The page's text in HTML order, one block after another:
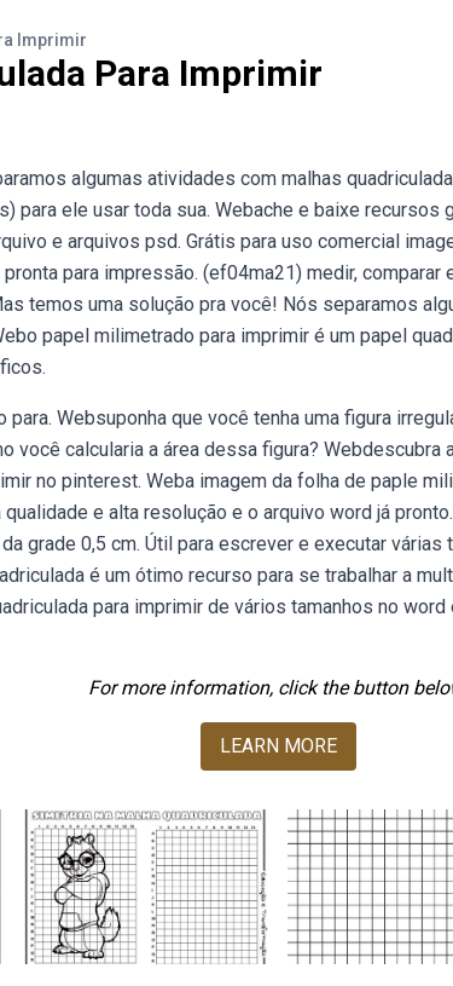
Imprimir
Para Imprimir
algumas atividades com malhas
para ele usar toda sua. Webache e baixe recursos
e arquivos psd. Grátis para uso comercial
para impressão. (ef04ma21) medir, comparar
temos uma solução pra você! Nós separamos
papel milimetrado para imprimir é um papel
Websuponha que você tenha uma figura
você calcularia a área dessa figura?
no pinterest. Weba imagem da folha de paple
e alta resolução e o arquivo word já
grade 0,5 cm. Útil para escrever e executar
é um ótimo recurso para se trabalhar a
para imprimir de vários tamanhos no
For more information, click the button
LEARN MORE